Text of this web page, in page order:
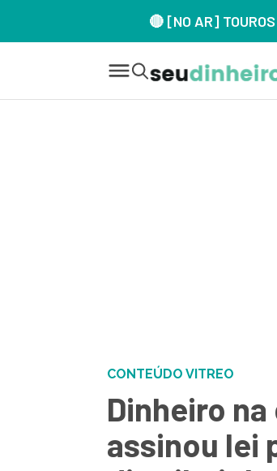
🔴 [NO AR]
CONTEÚDO VITREO
Dinheiro
assinou lei